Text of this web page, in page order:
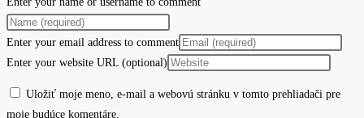
Enter your email address to comment
Enter your website URL (optional)
Uložiť moje meno, e-mail a webovú stránku v tomto prehliadači pre
moje budúce komentáre.